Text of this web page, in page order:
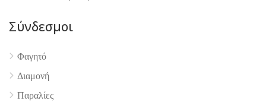
Σύνδεσμοι
Φαγητό
Διαμονή
Παραλίες